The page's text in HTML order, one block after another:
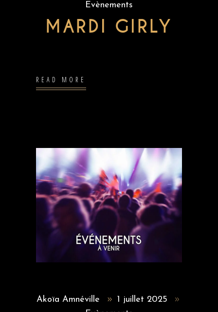
Evènements
MARDI GIRLY
READ MORE
Akoïa Amnéville
1 juillet 2025